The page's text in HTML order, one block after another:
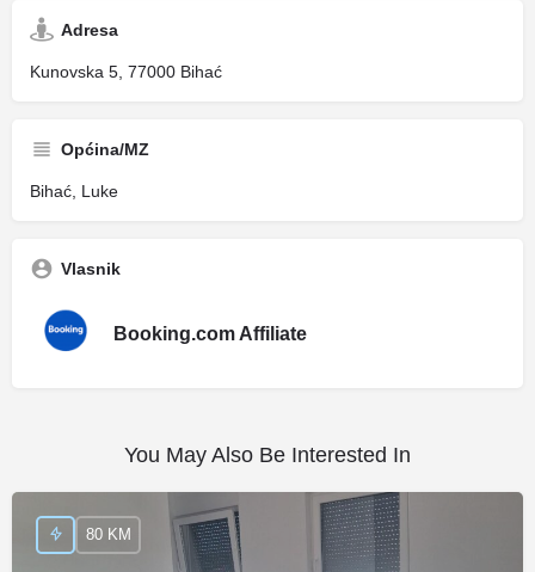
Adresa
Kunovska 5, 77000 Bihać
Općina/MZ
Bihać, Luke
Vlasnik
Booking.com Affiliate
You May Also Be Interested In
80 KM